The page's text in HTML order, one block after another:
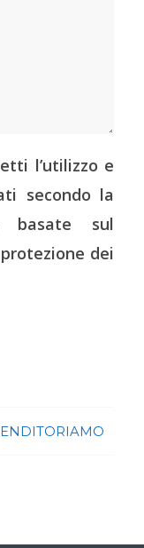
l’utilizzo e
secondo la
basate sul
dei